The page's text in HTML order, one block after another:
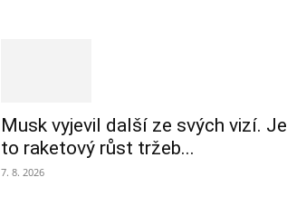
Musk vyjevil další ze svých vizí. Je
to raketový růst tržeb...
7. 8. 2026